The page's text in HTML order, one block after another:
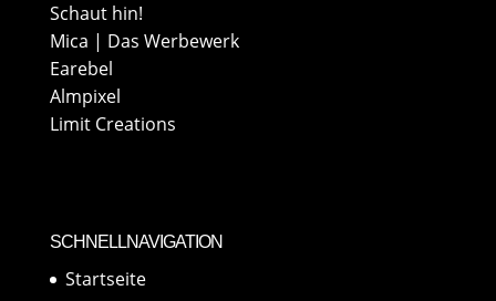
Schaut hin!
Mica | Das Werbewerk
Earebel
Almpixel
Limit Creations
SCHNELLNAVIGATION
Startseite